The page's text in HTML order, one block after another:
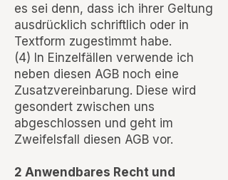
es sei denn, dass ich ihrer Geltung
ausdrücklich schriftlich oder in
Textform zugestimmt habe.
(4) In Einzelfällen verwende ich
neben diesen AGB noch eine
Zusatzvereinbarung. Diese wird
gesondert zwischen uns
abgeschlossen und geht im
Zweifelsfall diesen AGB vor.
2 Anwendbares Recht und